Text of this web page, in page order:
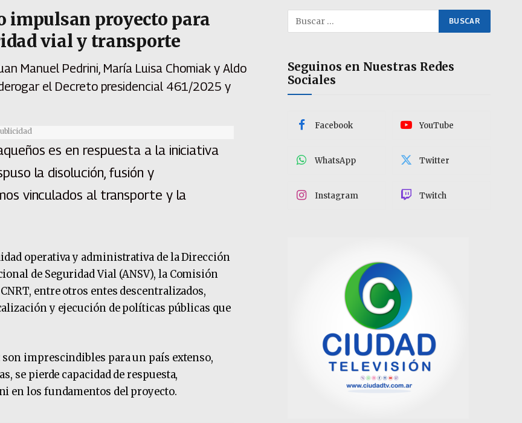
impulsan proyecto para
vial y transporte
Manuel Pedrini, María Luisa Chomiak y Aldo
el Decreto presidencial 461/2025 y
es en respuesta a la iniciativa
la disolución, fusión y
vinculados al transporte y la
operativa y administrativa de la Dirección
de Seguridad Vial (ANSV), la Comisión
entre otros entes descentralizados,
y ejecución de políticas públicas que
imprescindibles para un país extenso,
se pierde capacidad de respuesta,
en los fundamentos del proyecto.
Seguinos en Nuestras Redes
Sociales
Facebook YouTube
WhatsApp Twitter
Instagram Twitch